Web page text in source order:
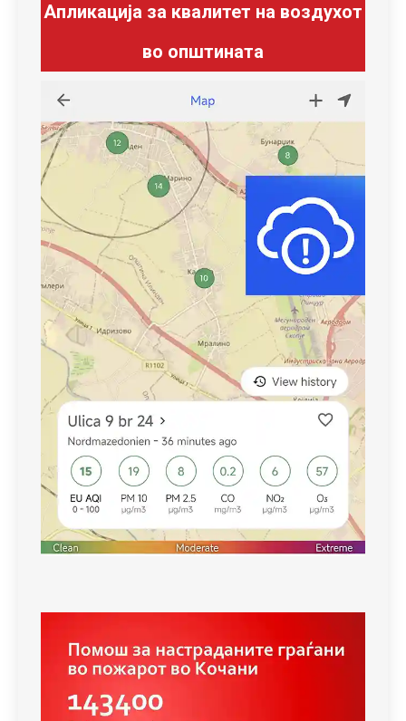
Апликација за квалитет на воздухот
во општината